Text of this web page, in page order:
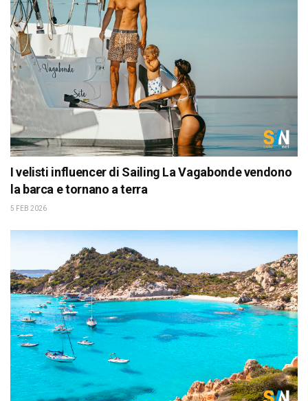
I velisti influencer di Sailing La Vagabonde vendono
la barca e tornano a terra
5 FEB 2026